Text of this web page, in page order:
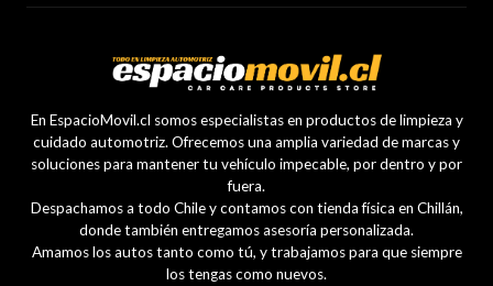
En EspacioMovil.cl somos especialistas en productos de limpieza y
cuidado automotriz. Ofrecemos una amplia variedad de marcas y
soluciones para mantener tu vehículo impecable, por dentro y por
fuera.
Despachamos a todo Chile y contamos con tienda física en Chillán,
donde también entregamos asesoría personalizada.
Amamos los autos tanto como tú, y trabajamos para que siempre
los tengas como nuevos.